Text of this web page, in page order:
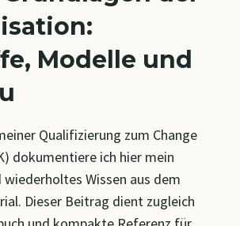
Modelle und
Qualifizierung zum Change
dokumentiere ich hier mein
Wissen aus dem
Dieser Beitrag dient zugleich